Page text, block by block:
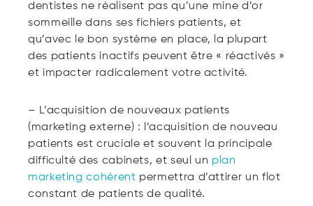
dentistes ne réalisent pas qu’une mine d’or
sommeille dans ses fichiers patients, et
qu’avec le bon système en place, la plupart
des patients inactifs peuvent être « réactivés »
et impacter radicalement votre activité.
– L’acquisition de nouveaux patients
(marketing externe) : l’acquisition de nouveau
patients est cruciale et souvent la principale
difficulté des cabinets, et seul un plan
marketing cohérent permettra d’attirer un flot
constant de patients de qualité.